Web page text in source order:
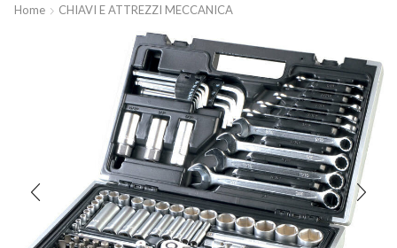
Home CHIAVI E ATTREZZI MECCANICA